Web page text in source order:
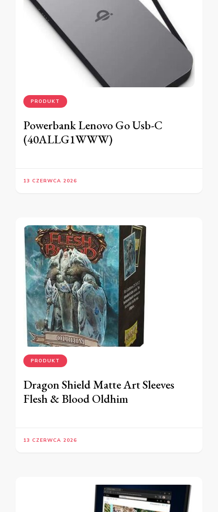
PRODUKT
Powerbank Lenovo Go Usb-C
(40ALLG1WWW)
13 CZERWCA 2026
PRODUKT
Dragon Shield Matte Art Sleeves
Flesh & Blood Oldhim
13 CZERWCA 2026